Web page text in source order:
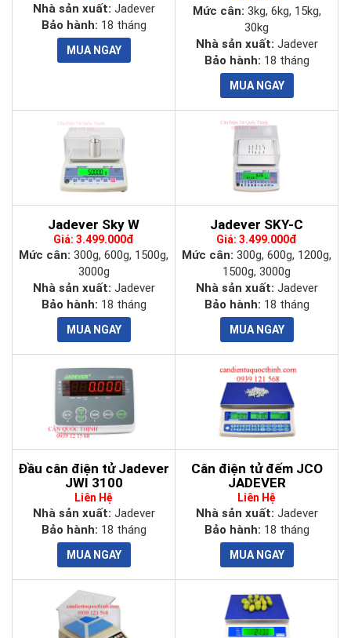
Nhà sản xuất: Jadever
Bảo hành: 18 tháng
Mức cân: 3kg, 6kg, 15kg,
30kg
Nhà sản xuất: Jadever
Bảo hành: 18 tháng
Jadever Sky W
Giá: 3.499.000đ
Mức cân: 300g, 600g, 1500g,
3000g
Nhà sản xuất: Jadever
Bảo hành: 18 tháng
Jadever SKY-C
Giá: 3.499.000đ
Mức cân: 300g, 600g, 1200g,
1500g, 3000g
Nhà sản xuất: Jadever
Bảo hành: 18 tháng
Đầu cân điện tử Jadever
JWI 3100
Liên Hệ
Nhà sản xuất: Jadever
Bảo hành: 18 tháng
Cân điện tử đếm JCO
JADEVER
Liên Hệ
Nhà sản xuất: Jadever
Bảo hành: 18 tháng